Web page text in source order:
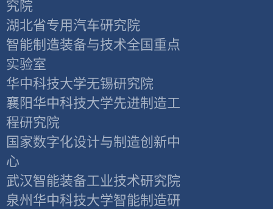
究院
湖北省专用汽车研究院
智能制造装备与技术全国重点
实验室
华中科技大学无锡研究院
襄阳华中科技大学先进制造工
程研究院
国家数字化设计与制造创新中
心
武汉智能装备工业技术研究院
泉州华中科技大学智能制造研